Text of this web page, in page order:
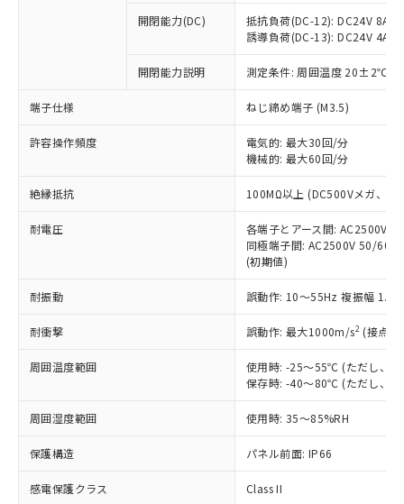
開閉能力(DC)
抵抗負荷(DC-12): DC24V 8A/
誘導負荷(DC-13): DC24V 4A/
開閉能力説明 測定条件: 周囲温度 20±2℃、
端子仕様 ねじ締め端子 (M3.5)
許容操作頻度
電気的: 最大30回/分
機械的: 最大60回/分
絶縁抵抗 100MΩ以上 (DC500Vメガ、点
耐電圧
各端子とアース間: AC2500V
同極端子間: AC2500V 50/
(初期値)
耐振動 誤動作: 10～55Hz 複振幅
耐衝撃 誤動作: 最大1000m/s2 (接点
周囲温度範囲
使用時: -25～55℃ (ただし、氷
保存時: -40～80℃ (ただし、氷
周囲湿度範囲 使用時: 35～85%RH
保護構造 パネル前面: IP66
感電保護クラス Class II
ことをご了承ください。
在庫状況および標準価格照会結果は、
記載している更新日時点での社内デー
タに基づき作成されるものであり、閲
覧された時点での実際の在庫および標
準価格とは異なる場合があることをご
正式な納期状況および標準価格はお客
様のお取引先、またはお客様担当のオ
ムロン制御機器販売店・当社販売員に
オムロン制御機器販売店や当社販売拠
販売ネットワーク
」をご確認
在庫状況および標準価格結果を当社の
事前の承諾なく第三者に漏洩または開
示しないようお願いします。
マイパーツ機能（部品リスト作成サー
ビス）をご利用いただくには、I-Web
メンバーズにご登録されている必要が
お客様が当ウェブサイト上で当社にご
登録された部品リストについて、当社
および当社の共同利用者が、当社の製
品・サービスに関するお客様との取
引・商談に必要な範囲で利用すること
いたものが、含有品と判明した場合などや
むを得ず変更することがあります。
*EU RoHS指令（10物質）：
鉛(Pb) 1000ppm以下、 水銀(Hg) 1000ppm以下、 カド
六価クロム(Cr(Ⅵ)) 1000ppm以下、ポリ臭化ビフェニル
類(PBB) 1000ppm以下、ポリ臭化ジフェニルエーテル類
(PBDE) 1000ppm以下、フタル酸ビス(2-エチルヘキシ
ル) (DEHP)(別名：DOP) 1000ppm以下、フタル酸ブチ
ルベンジル（BBP） 1000ppm以下、フタル酸ジブチル
（DBP） 1000ppm以下、フタル酸ジイソブチル
(DIBP) 1000ppm以下
但し、RoHS指令で産業用監視および制御機器に対する
フタル酸エステル類の４物質については閾値を超える意
図的な使用がないことを確認しています。
部品在庫の切り替え状況などにより、予定
月が前後することがあります。
※3 非含有証明書ダウンロード
下記の非含有証明書をダウンロードするこ
とができます。
基準値を超えていることを示します。
「－」：未確認です。当社販売部門へお問
ム) : 100ppm、
Cr(Ⅵ)(六価クロム) : 1000ppm、 PBBs(ポリ臭化ビフェ
ニル類) : 1000ppm、 PBDEs(ポリ臭化ジフェニルエーテ
ル類) : 1000ppm、
DBP(フタル酸ジブチル) : 1000ppm、 DIBP(フタル酸ジ
イソブチル) : 1000ppm、 BBP(フタル酸ブチルベンジ
ル) : 1000ppm、
DEHP(フタル酸ビス(2-エチルヘキシル)) : 1000ppm
「ｅ」：有害物質（10物質）のすべてが基
準値以下であることを示します。
「10」：通常の使用状況下において有害物
質が外部に漏えいし、環境に深刻な影響を
及ぼさない年数を意味します。
「－」：未確認です。当社販売部門へお問
い合わせください。
当社は、これら貴社製品のうち、外国
為替および外国貿易法に定める商品
（以下｢規制貨物等」という）を輸出
または国外への提供する場合は、日本
国政府の輸出許可(または役務取引許
可)を取得するなどの必要な手続きを
当社は規制貨物を破棄する場合は、完
全に破砕するなど、違法に輸出されな
いよう必要な手段を講じます。
当社は貴社製品を、核兵器、ミサイ
ル、化学兵器、生物兵器またはその他
武器並びにこれらの製造装置等に一切
当社は、貴社製品を第三者に販売する
場合は、上記1、2および3の内容を当
該第三者に通知します。また当社は、
販売先および販売に係わる関係者が違
法に輸出するおそれがある場合は、取
り引きをいたしません。
キャンセル
説明
○ 一定数以上の在庫あり
一定数には満たないが在庫あり
在庫なし(最新の在庫状況につ
いては、お客様のお取引先、ま
たはお客様担当のオムロン制御
機器販売店・当社販売員にご確
白
受注生産機種、また在庫状況の
情報を公開していない機種